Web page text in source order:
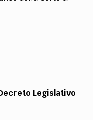
Legislativo